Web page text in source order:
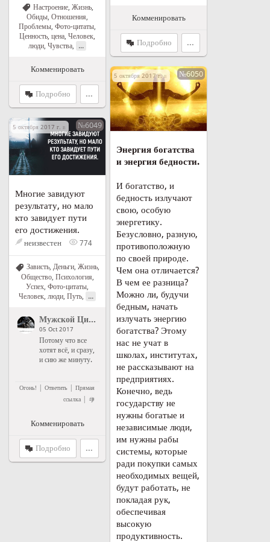
Комменировать
Подробно ...
Настроение, Жизнь,
Обиды, Отношения,
Проблемы, Фото-цитаты,
Ценность, цена, Человек,
люди, Чувства, ...
Комменировать
Подробно ...
5 октября 2017 г. в 19:16№6050
Энергия богатства
и энергия бедности.
И богатство, и
бедность излучают
свою, особую
энергетику.
Безусловно, разную,
противоположную
по своей природе.
Чем она отличается?
В чем ее разница?
Можно ли, будучи
бедным, начать
излучать энергию
богатства? Этому
нас не учат в
школах, институтах,
не рассказывают на
предприятиях.
Конечно, ведь
государству не
нужны богатые и
независимые люди,
им нужны рабы
системы, которые
ради покупки самых
необходимых вещей,
будут работать, не
покладая рук,
обеспечивая
высокую
продуктивность.
5 октября 2017 г. в 16:59№6049
Многие завидуют
результату, но мало
кто завидует пути
его достижения.
неизвестен 774
Зависть, Деньги, Жизнь,
Общество, Психология
Успех Фото-цитаты
Человек, люди Путь ...
Мужской Цитатник Рунета "> Мужской Цитатник Рунета
05 Oct 2017
Потому что все
хотят всё, и сразу,
и сию же минуту.
Огонь! | Ответить | Прямая
ссылка |
Комменировать
Подробно ...